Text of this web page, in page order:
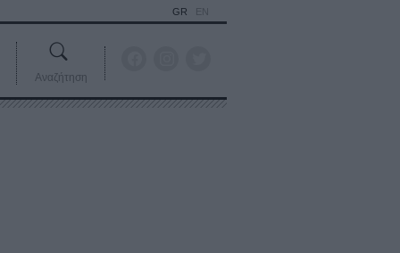
GR EN
Αναζήτηση